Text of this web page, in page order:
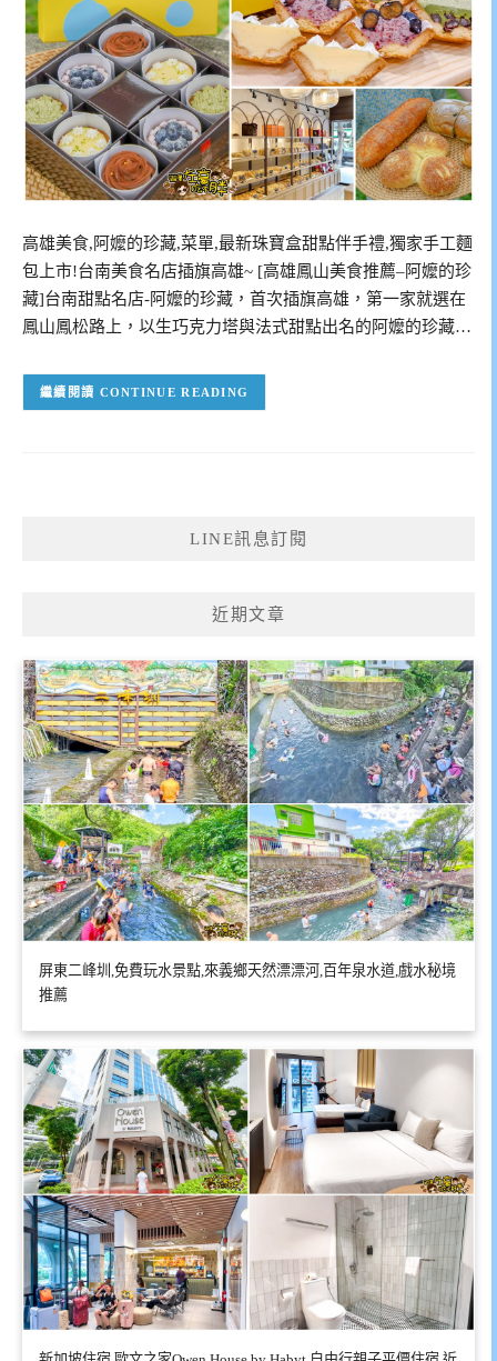
高雄美食,阿嬤的珍藏,菜單,最新珠寶盒甜點伴手禮,獨家手工麵
包上市!台南美食名店插旗高雄~ [高雄鳳山美食推薦–阿嬤的珍
藏]台南甜點名店-阿嬤的珍藏，首次插旗高雄，第一家就選在
鳳山鳳松路上，以生巧克力塔與法式甜點出名的阿嬤的珍藏…
CONTINUE READING
LINE訊息訂閱
近期文章
屏東二峰圳,免費玩水景點,來義鄉天然漂漂河,百年泉水道,戲水秘境
推薦